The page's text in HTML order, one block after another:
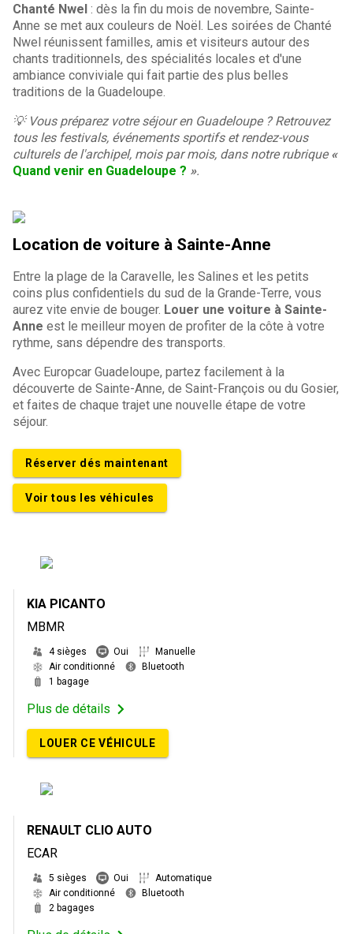
Chanté Nwel : dès la fin du mois de novembre, Sainte-
Anne se met aux couleurs de Noël. Les soirées de Chanté
Nwel réunissent familles, amis et visiteurs autour des
chants traditionnels, des spécialités locales et d'une
ambiance conviviale qui fait partie des plus belles
traditions de la Guadeloupe.
💡 Vous préparez votre séjour en Guadeloupe ? Retrouvez
tous les festivals, événements sportifs et rendez-vous
culturels de l'archipel, mois par mois, dans notre rubrique«
Quand venir en Guadeloupe ? ».
Location de voiture à Sainte-Anne
Entre la plage de la Caravelle, les Salines et les petits
coins plus confidentiels du sud de la Grande-Terre, vous
aurez vite envie de bouger. Louer une voiture à Sainte-
Anne est le meilleur moyen de profiter de la côte à votre
rythme, sans dépendre des transports.
Avec Europcar Guadeloupe, partez facilement à la
découverte de Sainte-Anne, de Saint-François ou du Gosier,
et faites de chaque trajet une nouvelle étape de votre
séjour.
Réserver dés maintenant
Voir tous les véhicules
KIA PICANTO
MBMR
4 sièges Oui
Manuelle
Air conditionné
Bluetooth
1 bagage
Plus de détails
LOUER CE VÉHICULE
RENAULT CLIO AUTO
ECAR
5 sièges Oui
Automatique
Air conditionné
Bluetooth
2 bagages